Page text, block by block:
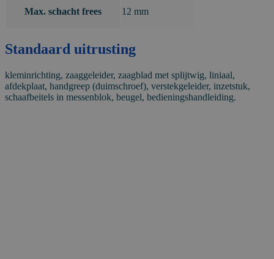
Max. schacht frees 12 mm
Standaard uitrusting
kleminrichting, zaaggeleider, zaagblad met splijtwig, liniaal,
afdekplaat, handgreep (duimschroef), verstekgeleider, inzetstuk,
schaafbeitels in messenblok, beugel, bedieningshandleiding.